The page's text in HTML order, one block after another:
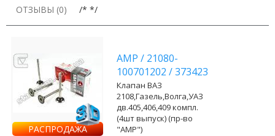
ОТЗЫВЫ (0)
/* */
AMP / 21080-
100701202 /373423
Клапан ВАЗ
2108,Газель,Волга,УАЗ
дв.405,406,409 компл.
(4шт выпуск) (пр-во
"AMP")
РАСПРОДАЖА